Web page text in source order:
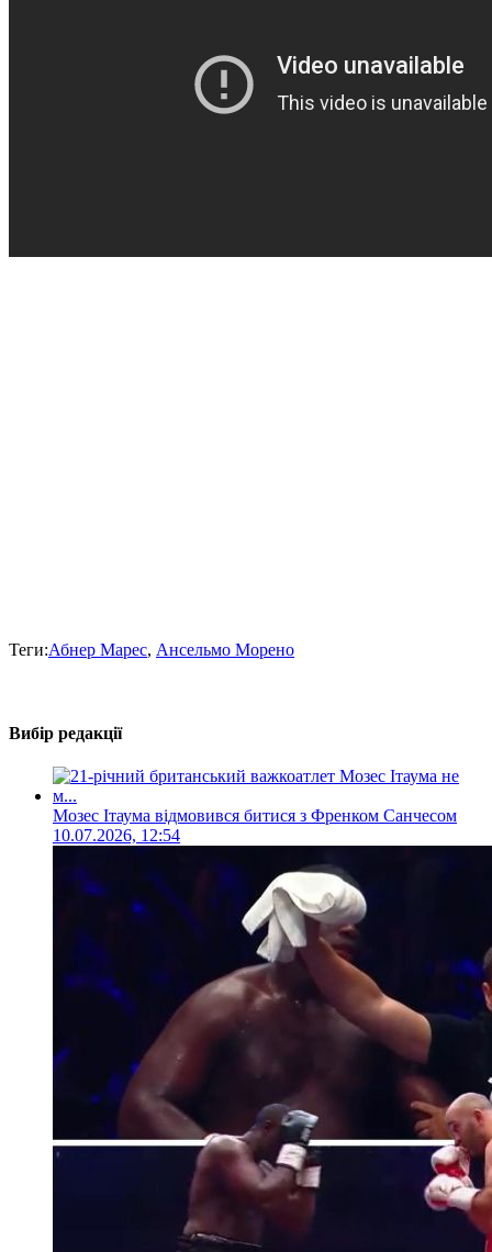
Теги:Абнер Марес, Ансельмо Морено
Вибір редакції
Мозес Ітаума відмовився битися з Френком Санчесом
10.07.2026, 12:54